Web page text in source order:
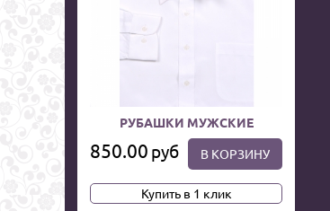
РУБАШКИ МУЖСКИЕ
850.00 руб В КОРЗИНУ
Купить в 1 клик